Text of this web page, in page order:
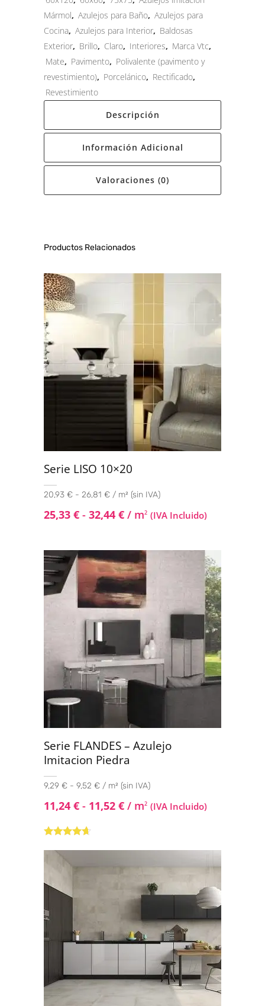
Mármol, Azulejos para Baño, Azulejos para
Cocina, Azulejos para Interior, Baldosas
Exterior, Brillo, Claro, Interiores, Marca Vtc,
Mate, Pavimento, Polivalente (pavimento y
revestimiento), Porcelánico, Rectificado,
Revestimiento
Descripción
Información Adicional
Valoraciones (0)
Productos Relacionados
Serie LISO 10×20
20,93 € - 26,81 € / m² (sin IVA)
25,33 € - 32,44 € / m2 (IVA Incluido)
Serie FLANDES – Azulejo
Imitacion Piedra
9,29 € - 9,52 € / m² (sin IVA)
11,24 € - 11,52 € / m2 (IVA Incluido)
con4.50de
5